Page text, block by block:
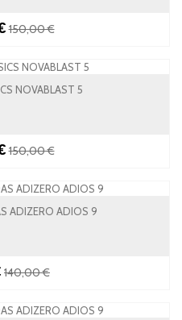
150,00 €
NOVABLAST 5
150,00 €
ADIZERO ADIOS 9
140,00 €